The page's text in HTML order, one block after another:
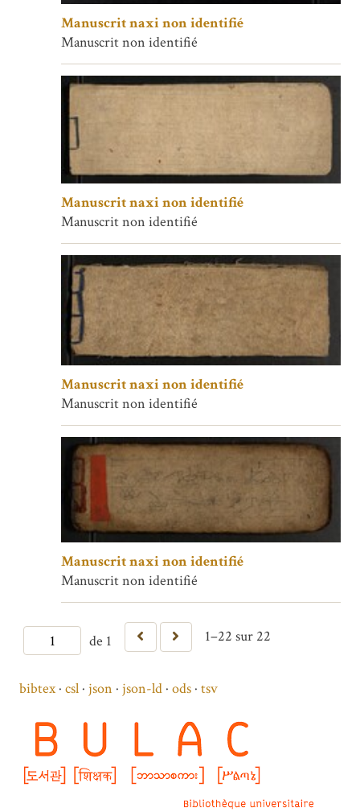
Manuscrit naxi non identifié
Manuscrit non identifié
Manuscrit naxi non identifié
Manuscrit non identifié
Manuscrit naxi non identifié
Manuscrit non identifié
Manuscrit naxi non identifié
Manuscrit non identifié
de 1 1–22 sur 22
bibtex csl json json-ld ods tsv